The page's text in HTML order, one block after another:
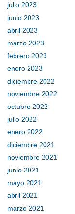
julio 2023
junio 2023
abril 2023
marzo 2023
febrero 2023
enero 2023
diciembre 2022
noviembre 2022
octubre 2022
julio 2022
enero 2022
diciembre 2021
noviembre 2021
junio 2021
mayo 2021
abril 2021
marzo 2021